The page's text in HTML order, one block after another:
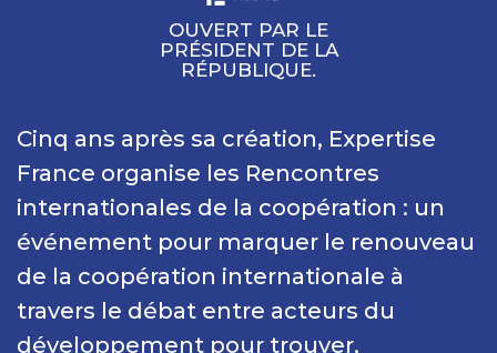
OUVERT PAR LE
PRÉSIDENT DE LA
RÉPUBLIQUE.
Cinq ans après sa création, Expertise
France organise les Rencontres
internationales de la coopération : un
événement pour marquer le renouveau
de la coopération internationale à
travers le débat entre acteurs du
développement pour trouver,